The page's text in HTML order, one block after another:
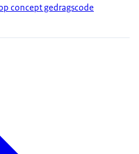
concept gedragscode